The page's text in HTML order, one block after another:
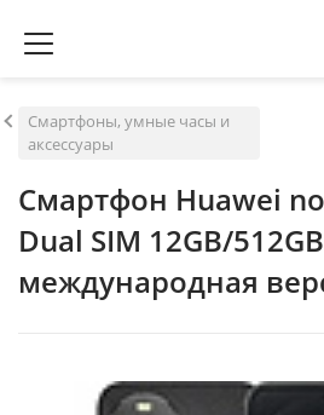
Смартфоны, умные часы и
аксессуары
Смартфон Huawei
Dual SIM 12GB/
международная